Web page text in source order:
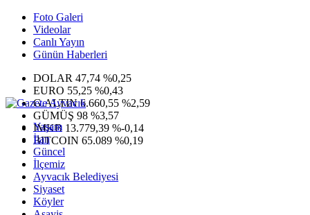
Foto Galeri
Videolar
Canlı Yayın
Günün Haberleri
DOLAR 47,74 %0,25
EURO 55,25 %0,43
G.ALTIN6.660,55 %2,59
GÜMÜŞ 98 %3,57
IMKB 13.779,39 %-0,14
BITCOIN 65.089 %0,19
Yaşam
İlan
Güncel
İlçemiz
Ayvacık Belediyesi
Siyaset
Köyler